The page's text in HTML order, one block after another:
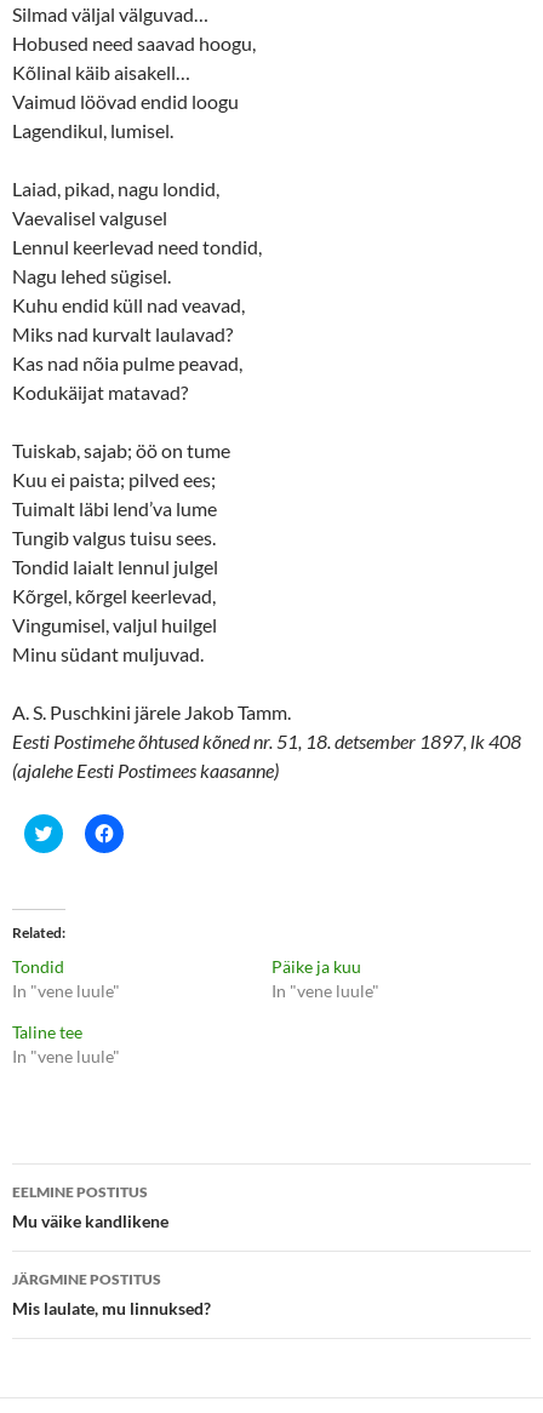
Silmad väljal välguvad…
Hobused need saavad hoogu,
Kõlinal käib aisakell…
Vaimud löövad endid loogu
Lagendikul, lumisel.
Laiad, pikad, nagu londid,
Vaevalisel valgusel
Lennul keerlevad need tondid,
Nagu lehed sügisel.
Kuhu endid küll nad veavad,
Miks nad kurvalt laulavad?
Kas nad nõia pulme peavad,
Kodukäijat matavad?
Tuiskab, sajab; öö on tume
Kuu ei paista; pilved ees;
Tuimalt läbi lend’va lume
Tungib valgus tuisu sees.
Tondid laialt lennul julgel
Kõrgel, kõrgel keerlevad,
Vingumisel, valjul huilgel
Minu südant muljuvad.
A. S. Puschkini järele Jakob Tamm.
Eesti Postimehe õhtused kõned nr. 51, 18. detsember 1897, lk 408
(ajalehe Eesti Postimees kaasanne)
C
l
t
o
s
h
a
r
e
n
T
w
(
p
n
i
n
n
e
w
w
o
C
l
r
F
k
O
e
s
i
n
n
e
w
d
Related
Tondid
In "vene luule"
Päike ja kuu
In "vene luule"
Taline tee
In "vene luule"
Postituste
töölaud
EELMINE POSTITUS
Mu väike kandlikene
JÄRGMINE POSTITUS
Mis laulate, mu linnuksed?